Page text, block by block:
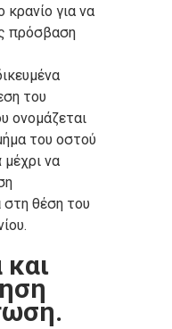
για να
πρόσβαση
του
ονομάζεται
του οστού
μέχρι να
στη θέση του
και